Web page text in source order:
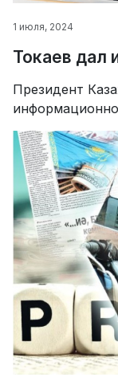
1 июля, 2024
Токаев дал
Президент